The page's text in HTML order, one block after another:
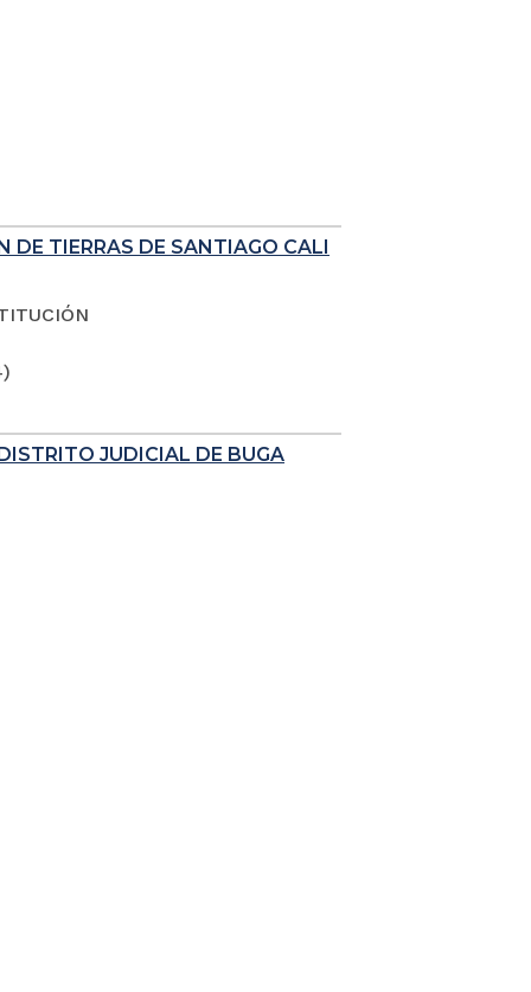
DE TIERRAS DE SANTIAGO CALI
JUDICIAL DE BUGA